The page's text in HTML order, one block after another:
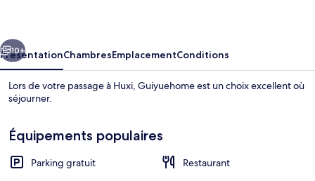
Suivant
10+
PrésentationChambresEmplacementConditions
Lors de votre passage à Huxi, Guiyuehome est un choix excellent où
séjourner.
Équipements populaires
Parking gratuit
Restaurant